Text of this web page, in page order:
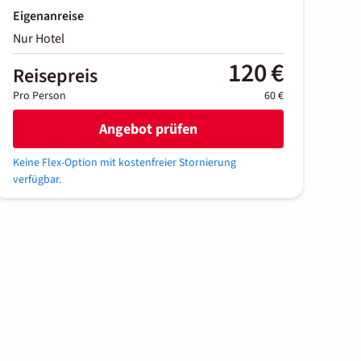
Eigenanreise
Nur Hotel
Reisepreis 120 €
Pro Person 60 €
Angebot prüfen
Keine Flex-Option mit kostenfreier Stornierung
verfügbar.